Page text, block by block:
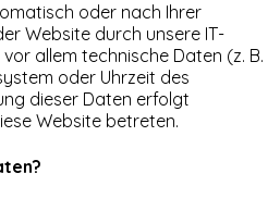
oder nach Ihrer
Website durch unsere IT-
allem technische Daten (z. B.
oder Uhrzeit des
dieser Daten erfolgt
Website betreten.